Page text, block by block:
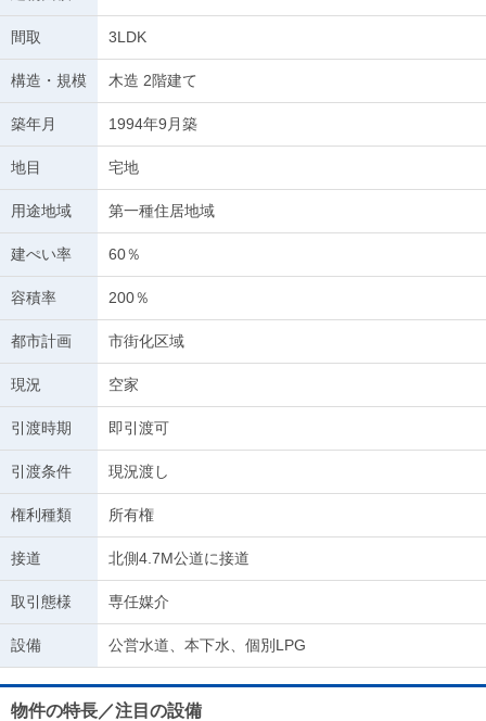
間取 3LDK
構造・規模 木造 2階建て
築年月 1994年9月築
地目 宅地
用途地域 第一種住居地域
建ぺい率 60％
容積率 200％
都市計画 市街化区域
現況 空家
引渡時期 即引渡可
引渡条件 現況渡し
権利種類 所有権
接道 北側4.7M公道に接道
取引態様 専任媒介
設備 公営水道、本下水、個別LPG
物件の特長／注目の設備